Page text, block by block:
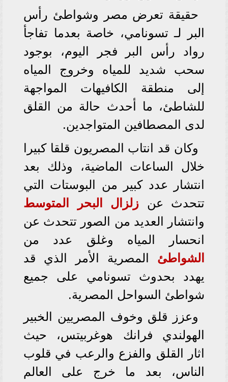
حقيقة تعرض مصر وشواطئ رأس
البر لـ تسونامي، خاصة بعدما تفاجأ
رواد رأس البر فجر اليوم، بوجود
سحب شديد للمياه وخروج المياه
إلى منطقة الكافيهات المواجهة
للشاطئ، ما أحدث حالة من القلق
لدى المصطافين المتواجدين.
وكان قد انتاب المصريون قلقا كبيرا
خلال الساعات الماضية، وذلك بعد
انتشار عدد كبير من البوستات التي
تتحدث عن زلزال
البحر المتوسط
وانتشار العديد من الصور تتحدث عن
انحسار المياه وغلق عدد من
الشواطئ المصرية الأمر الذي قد
يهدد بحدوث تسونامي على جميع
شواطئ السواحل المصرية.
وعزز قلق وخوف المصريين الخبير
الهولندي فرانك هوغربيتس، حيث
اثار القلق والفزع والرعب في قلوب
الناس، بعد ما خرج على العالم